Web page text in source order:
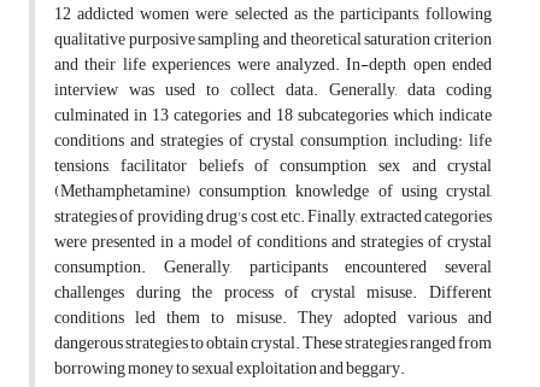
12 addicted women were selected as the participants, following
qualitative purposive sampling and theoretical saturation criterion
and their life experiences were analyzed. In-depth open ended
interview was used to collect data. Generally, data coding
culminated in 13 categories and 18 subcategories which indicate
conditions and strategies of crystal consumption, including: life
tensions, facilitator beliefs of consumption, sex and crystal
(Methamphetamine) consumption, knowledge of using crystal,
strategies of providing drug's cost, etc. Finally, extracted categories
were presented in a model of conditions and strategies of crystal
consumption. Generally, participants encountered several
challenges during the process of crystal misuse. Different
conditions led them to misuse. They adopted various and
dangerous strategies to obtain crystal. These strategies ranged from
borrowing money to sexual exploitation and beggary.